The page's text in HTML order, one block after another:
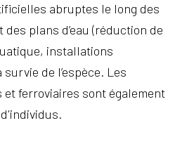
abruptes le long des
des plans d’eau (réduction de
installations
de l’espèce. Les
ferroviaires sont également